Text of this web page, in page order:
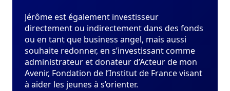
Jérôme est également investisseur
directement ou indirectement dans des fonds
ou en tant que business angel, mais aussi
souhaite redonner, en s’investissant comme
administrateur et donateur d’Acteur de mon
Avenir, Fondation de l’Institut de France visant
à aider les jeunes à s’orienter.